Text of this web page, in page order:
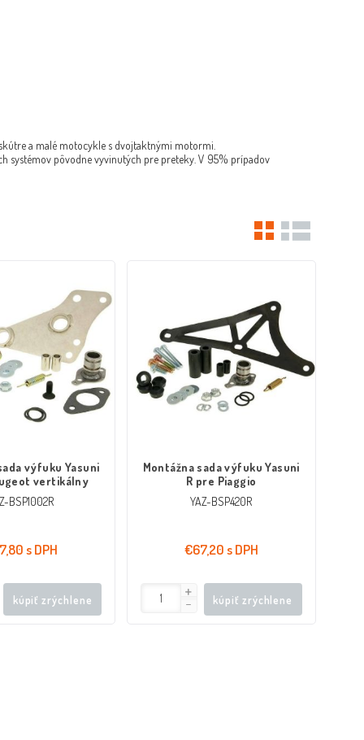
a malé motocykle s dvojtaktnými motormi.
systémov pôvodne vyvinutých pre preteky. V 95% prípadov
výfuku Yasuni
vertikálny
BSP1002R
s DPH
kúpiť zrýchlene
Montážna sada výfuku Yasuni
R pre Piaggio
YAZ-BSP420R
€67,20 s DPH
kúpiť zrýchlene